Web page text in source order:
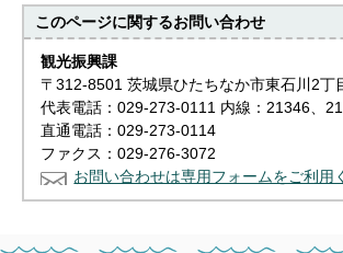
このページに関するお問い合わせ
観光振興課
〒312-8501 茨城県ひたちなか市東石川2丁
代表電話：029-273-0111 内線：21346、
直通電話：029-273-0114
ファクス：029-276-3072
お問い合わせは専用フォームをご利用